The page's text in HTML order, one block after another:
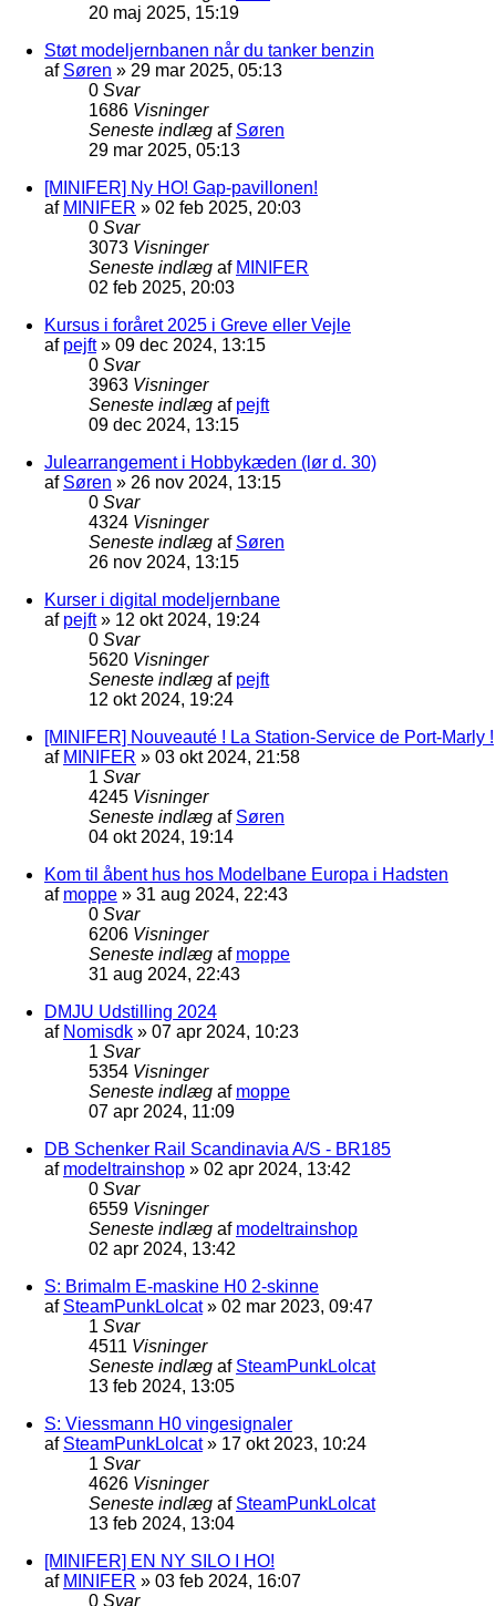
20 maj 2025, 15:19
Støt modeljernbanen når du tanker benzin
af Søren » 29 mar 2025, 05:13
0 Svar
1686 Visninger
Seneste indlæg af Søren
29 mar 2025, 05:13
[MINIFER] Ny HO! Gap-pavillonen!
af MINIFER » 02 feb 2025, 20:03
0 Svar
3073 Visninger
Seneste indlæg af MINIFER
02 feb 2025, 20:03
Kursus i foråret 2025 i Greve eller Vejle
af pejft» 09 dec 2024, 13:15
0 Svar
3963 Visninger
Seneste indlæg af pejft
09 dec 2024, 13:15
Julearrangement i Hobbykæden (lør d. 30)
af Søren » 26 nov 2024, 13:15
0 Svar
4324 Visninger
Seneste indlæg af Søren
26 nov 2024, 13:15
Kurser i digital modeljernbane
af pejft» 12 okt 2024, 19:24
0 Svar
5620 Visninger
Seneste indlæg af pejft
12 okt 2024, 19:24
[MINIFER] Nouveauté ! La Station-Service de Port-Marly !
af MINIFER » 03 okt 2024, 21:58
1 Svar
4245 Visninger
Seneste indlæg af Søren
04 okt 2024, 19:14
Kom til åbent hus hos Modelbane Europa i Hadsten
af moppe » 31 aug 2024, 22:43
0 Svar
6206 Visninger
Seneste indlæg af moppe
31 aug 2024, 22:43
DMJU Udstilling 2024
af Nomisdk » 07 apr 2024, 10:23
1 Svar
5354 Visninger
Seneste indlæg af moppe
07 apr 2024, 11:09
DB Schenker Rail Scandinavia A/S - BR185
af modeltrainshop » 02 apr 2024, 13:42
0 Svar
6559 Visninger
Seneste indlæg af modeltrainshop
02 apr 2024, 13:42
S: Brimalm E-maskine H0 2-skinne
af SteamPunkLolcat» 02 mar 2023, 09:47
1 Svar
4511 Visninger
Seneste indlæg af SteamPunkLolcat
13 feb 2024, 13:05
S: Viessmann H0 vingesignaler
af SteamPunkLolcat» 17 okt 2023, 10:24
1 Svar
4626 Visninger
Seneste indlæg af SteamPunkLolcat
13 feb 2024, 13:04
[MINIFER] EN NY SILO I HO!
af MINIFER » 03 feb 2024, 16:07
0 Svar